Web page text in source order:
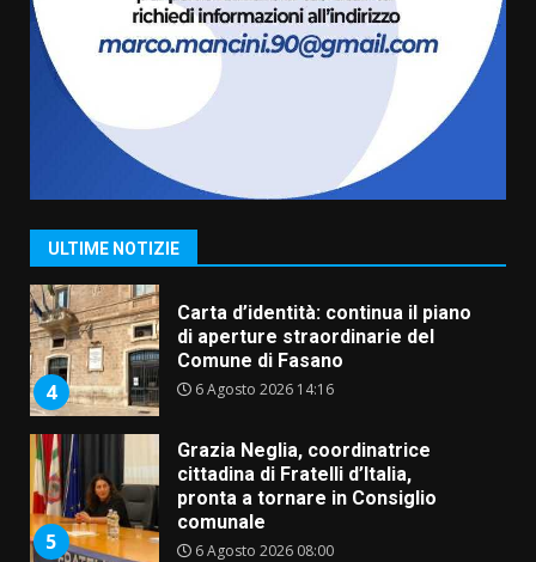
ULTIME NOTIZIE
US Fasano, Scianaro: “Profonda
amarezza per esclusione dal
campionato di calcio”
7 Agosto 2026 06:00
3
Fasanese ferito a colpi di arma
da fuoco
6 Agosto 2026 18:13
4
Carta d’identità: continua il piano
di aperture straordinarie del
Comune di Fasano
6 Agosto 2026 14:16
5
Grazia Neglia, coordinatrice
cittadina di Fratelli d’Italia,
pronta a tornare in Consiglio
comunale
6 Agosto 2026 08:00